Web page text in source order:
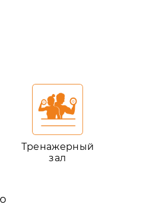
Тренажерный
зал